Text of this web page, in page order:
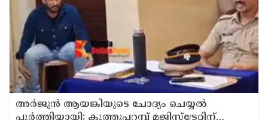
അര്‍ജുന്‍ ആയങ്കിയുടെ ചോദ്യം ചെയ്യല്‍
പൂര്‍ത്തിയായി; കൂത്തുപറമ്പ് മജിസ്ട്രേറ്റിന്